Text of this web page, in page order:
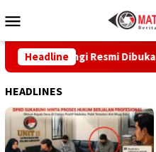
ke
Mobile
Headline
Siliwangi Resmi Dibuka,
HEADLINES